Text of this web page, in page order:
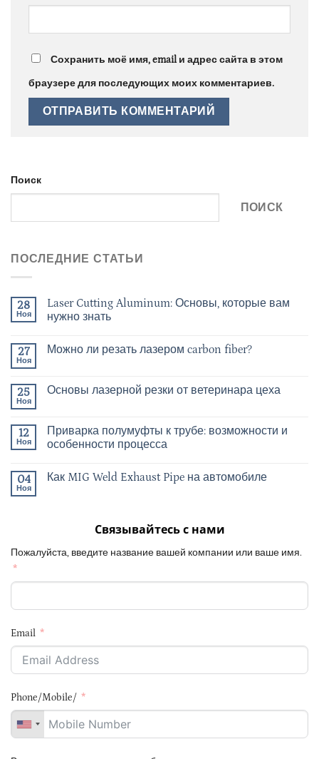
Сохранить моё имя, email и адрес сайта в этом
браузере для последующих моих комментариев.
Поиск
ПОИСК
ПОСЛЕДНИЕ СТАТЬИ
28
Ноя
Laser Cutting Aluminum: Основы, которые вам
нужно знать
27
Ноя
Можно ли резать лазером carbon fiber?
25
Ноя
Основы лазерной резки от ветеринара цеха
12
Ноя
Приварка полумуфты к трубе: возможности и
особенности процесса
04
Ноя
Как MIG Weld Exhaust Pipe на автомобиле
Связывайтесь с нами
Пожалуйста, введите название вашей компании или ваше имя.
Email
Phone/Mobile/